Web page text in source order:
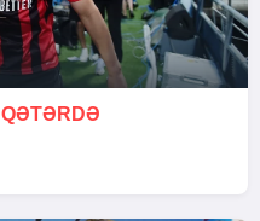
QƏTƏRDƏ